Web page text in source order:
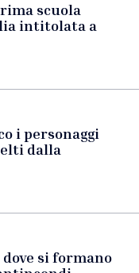
scuola
intitolata a
i personaggi
dalla
si formano